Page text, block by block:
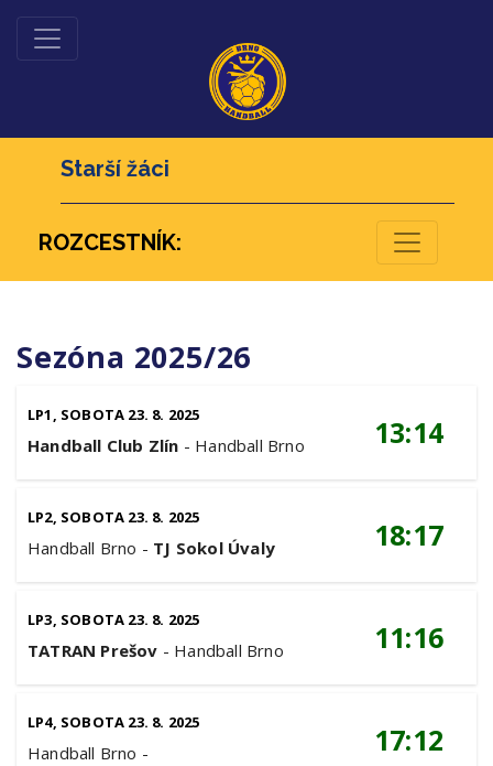
Starší žáci
ROZCESTNÍK:
Sezóna 2025/26
LP1, SOBOTA 23. 8. 2025
Handball Club Zlín - Handball Brno 13:14
LP2, SOBOTA 23. 8. 2025
Handball Brno - TJ Sokol Úvaly 18:17
LP3, SOBOTA 23. 8. 2025
TATRAN Prešov - Handball Brno 11:16
LP4, SOBOTA 23. 8. 2025
Handball Brno -
17:12